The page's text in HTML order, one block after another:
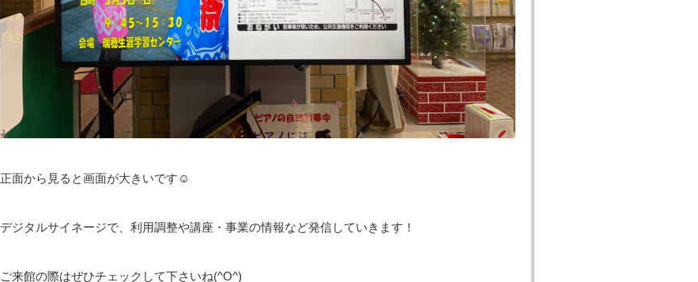
正面から見ると画面が大きいです☺
デジタルサイネージで、利用調整や講座・事業の情報など発信していきます！
ご来館の際はぜひチェックして下さいね(^O^)